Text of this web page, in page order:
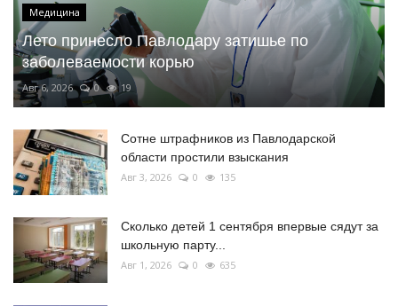
Медицина
Лето принесло Павлодару затишье по
заболеваемости корью
Авг 6, 2026 0 19
Сотне штрафников из Павлодарской
области простили взыскания
Авг 3, 2026 0 135
Сколько детей 1 сентября впервые сядут за
школьную парту...
Авг 1, 2026 0 635